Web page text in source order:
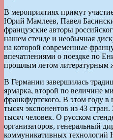
В мероприятиях примут
Юрий Мамлеев, Павел
французские авторы
нашем стенде и необычная
на которой современные
впечатлениями о поездке по
прошлым летом литературным
В Германии завершилась
ярмарка, второй по величине
франкфуртского. В этом году в
тысяч экспонентов из 43
тысяч человек. О русском
организаторов, генеральный
коммуникативных технологий